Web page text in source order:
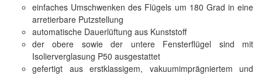
einfaches Umschwenken des Flügels um 180 Grad in eine
arretierbare Putzstellung
automatische Dauerlüftung aus Kunststoff
der obere sowie der untere Fensterflügel sind mit
Isolierverglasung P50 ausgestattet
gefertigt aus erstklassigem, vakuumimprägniertem und